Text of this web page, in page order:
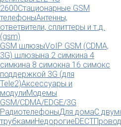
2600Стационарные GSM
телефоныАнтенны,
ответвители, сплиттеры и т.д.
(gsm)
GSM шлюзыVoIP GSM (CDMA,
3G) шлюзына 2 симкина 4
симкина 8 симокна 16 симокс
поддержкой 3G (для
Tele2)Аксессуары и
модулиМодемы
GSM/CDMA/EDGE/3G
РадиотелефоныДля домаС
трубкамиНедорогиеDECT